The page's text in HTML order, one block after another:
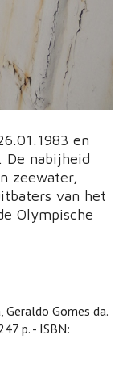
en
De nabijheid
zeewater,
van het
Olympische
Gomes da.
p. - ISBN: